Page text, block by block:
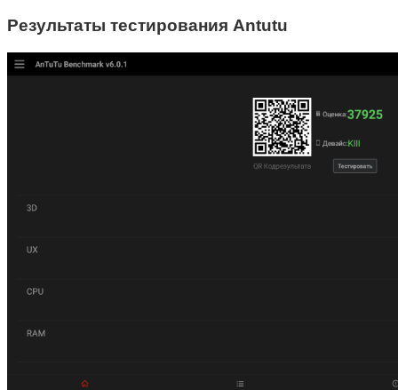
Результаты тестирования Antutu